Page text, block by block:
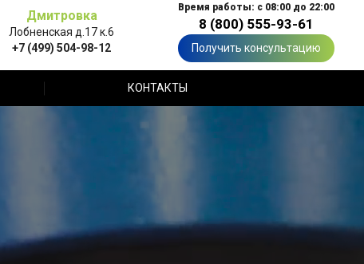
Дмитровка
Лобненская д.17 к.6
+7 (499) 504-98-12
Время работы: с 08:00 до 22:00
8 (800) 555-93-61
Получить консультацию
КОНТАКТЫ